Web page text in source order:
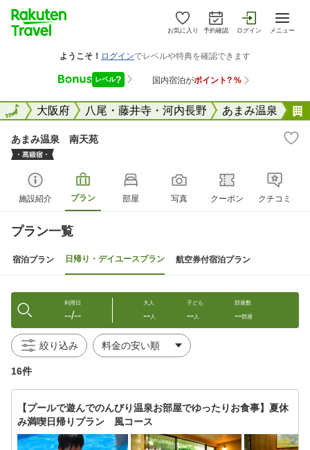
お気に入り 予約確認 ログイン メニュー
全国大阪府 八尾・藤井寺・河内長野 あまみ温泉
全国
あまみ温泉 南天苑
施設紹介 プラン 部屋 写真 クーポン クチコミ
プラン一覧
宿泊プラン 日帰り・デイユースプラン 航空券付宿泊プラン
利用日
--/--
大人
--人
子ども
--人
部屋数
--部屋
絞り込み
16件
【プールで遊んでのんびり温泉お部屋でゆったりお食事】夏休
み満喫日帰りプラン 風コース